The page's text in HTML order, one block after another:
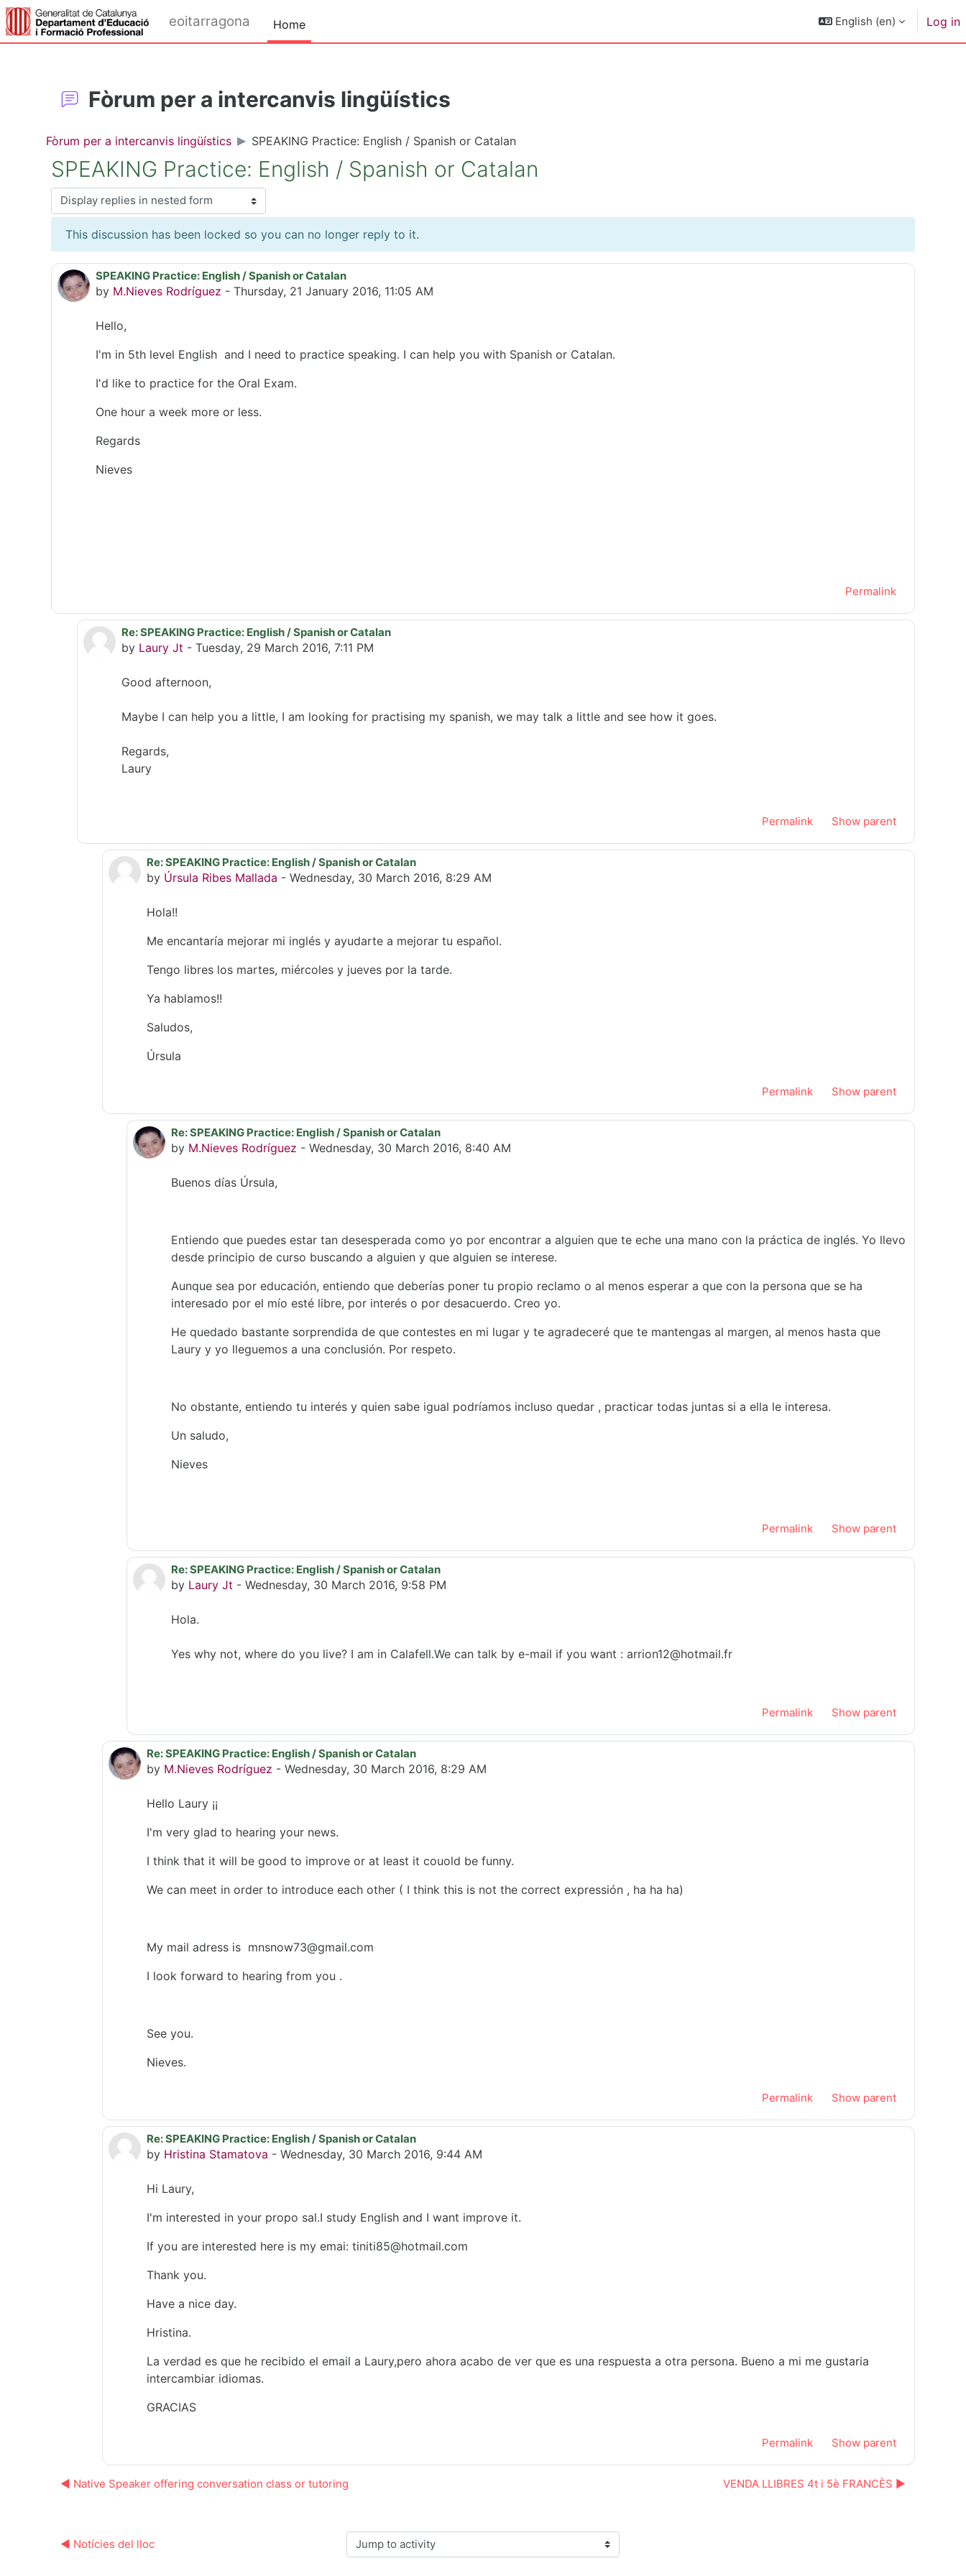
Skip to main content
eoitarragona Home English ‎(en)‎ Log in
Fòrum per a intercanvis lingüístics
Fòrum per a intercanvis lingüístics SPEAKING Practice: English / Spanish or Catalan
SPEAKING Practice: English / Spanish or Catalan
Display mode
This discussion has been locked so you can no longer reply to it.
SPEAKING Practice: English / Spanish or Catalan
by M.Nieves Rodríguez - Thursday, 21 January 2016, 11:05 AM
Number of replies: 6
Hello,
I'm in 5th level English and I need to practice speaking. I can help you with Spanish or Catalan.
I'd like to practice for the Oral Exam.
One hour a week more or less.
Regards
Nieves
Permalink
In reply to M.Nieves Rodríguez
Re: SPEAKING Practice: English / Spanish or Catalan
by Laury Jt -Tuesday, 29 March 2016, 7:11 PM
Good afternoon,
Maybe I can help you a little, I am looking for practising my spanish, we may talk a little and see how it goes.
Regards,
Laury
Permalink Show parent
In reply to Laury Jt
Re: SPEAKING Practice: English / Spanish or Catalan
by Úrsula Ribes Mallada -Wednesday, 30 March 2016, 8:29 AM
Hola!!
Me encantaría mejorar mi inglés y ayudarte a mejorar tu español.
Tengo libres los martes, miércoles y jueves por la tarde.
Ya hablamos!!
Saludos,
Úrsula
Permalink Show parent
In reply to Úrsula Ribes Mallada
Re: SPEAKING Practice: English / Spanish or Catalan
by M.Nieves Rodríguez - Wednesday, 30 March 2016, 8:40 AM
Buenos días Úrsula,
Entiendo que puedes estar tan desesperada como yo por encontrar a alguien que te eche una mano con la práctica de inglés. Yo llevo
desde principio de curso buscando a alguien y que alguien se interese.
Aunque sea por educación, entiendo que deberías poner tu propio reclamo o al menos esperar a que con la persona que se ha
interesado por el mío esté libre, por interés o por desacuerdo. Creo yo.
He quedado bastante sorprendida de que contestes en mi lugar y te agradeceré que te mantengas al margen, al menos hasta que
Laury y yo lleguemos a una conclusión. Por respeto.
No obstante, entiendo tu interés y quien sabe igual podríamos incluso quedar , practicar todas juntas si a ella le interesa.
Un saludo,
Nieves
Permalink Show parent
In reply to Úrsula Ribes Mallada
Re: SPEAKING Practice: English / Spanish or Catalan
by Laury Jt - Wednesday, 30 March 2016, 9:58 PM
Hola.
Yes why not, where do you live? I am in Calafell.We can talk by e-mail if you want : arrion12@hotmail.fr
Permalink Show parent
In reply to Laury Jt
Re: SPEAKING Practice: English / Spanish or Catalan
by M.Nieves Rodríguez -Wednesday, 30 March 2016, 8:29 AM
Hello Laury ¡¡
I'm very glad to hearing your news.
I think that it will be good to improve or at least it couold be funny.
We can meet in order to introduce each other ( I think this is not the correct expressión , ha ha ha)
My mail adress is mnsnow73@gmail.com
I look forward to hearing from you .
See you.
Nieves.
Permalink Show parent
In reply to Laury Jt
Re: SPEAKING Practice: English / Spanish or Catalan
by Hristina Stamatova -Wednesday, 30 March 2016, 9:44 AM
Hi Laury,
I'm interested in your propo sal.I study English and I want improve it.
If you are interested here is my emai: tiniti85@hotmail.com
Thank you.
Have a nice day.
Hristina.
La verdad es que he recibido el email a Laury,pero ahora acabo de ver que es una respuesta a otra persona. Bueno a mi me gustaria
intercambiar idiomas.
GRACIAS
Permalink Show parent
◀︎ Native Speaker offering conversation class or tutoring VENDA LLIBRES 4t i 5è FRANCÈS ▶︎
◀︎ Notícies del lloc
Jump to activity